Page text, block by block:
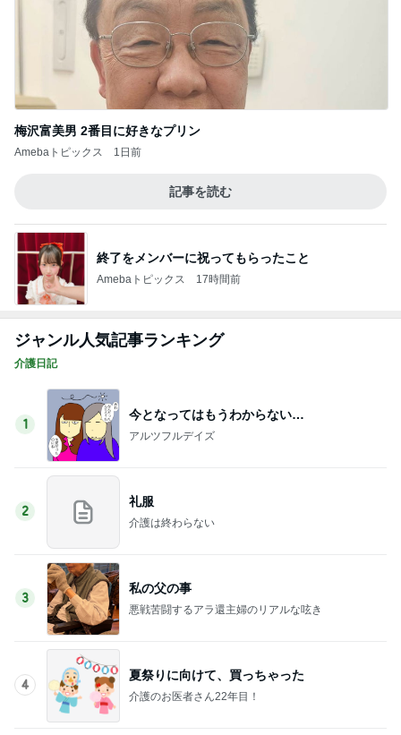
梅沢富美男 2番目に好きなプリン
Amebaトピックス 1日前
記事を読む
終了をメンバーに祝ってもらったこと
Amebaトピックス 17時間前
ジャンル人気記事ランキング
介護日記
1
今となってはもうわからない…
アルツフルデイズ
2
礼服
介護は終わらない
3
私の父の事
悪戦苦闘するアラ還主婦のリアルな呟き
4
夏祭りに向けて、買っちゃった
介護のお医者さん22年目！